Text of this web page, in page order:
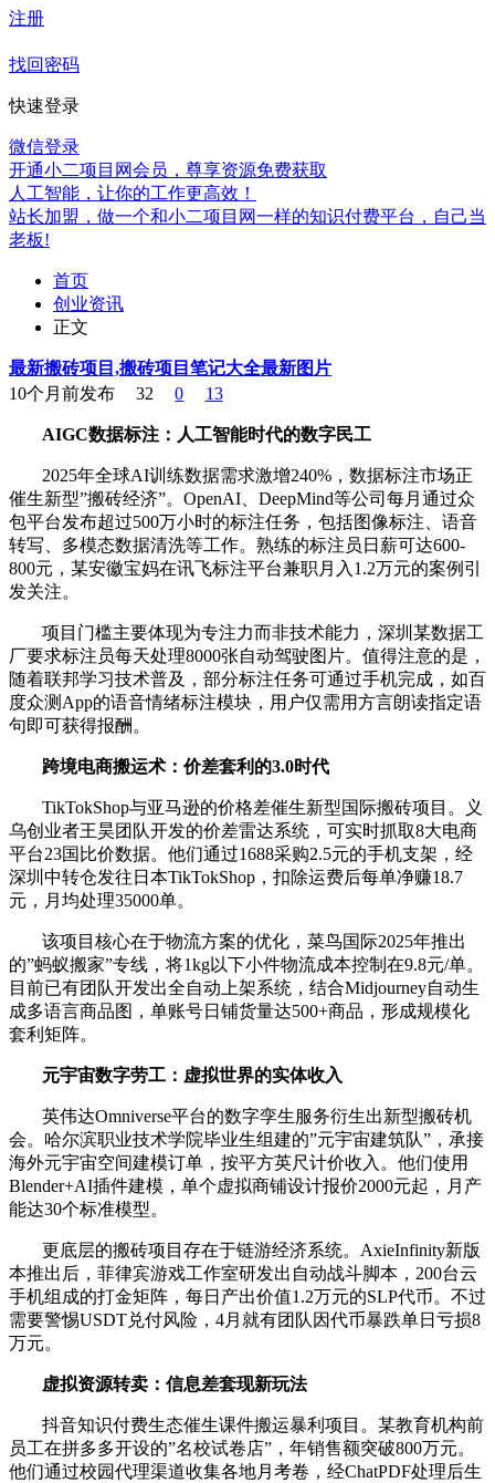
注册
找回密码
快速登录
微信登录
开通小二项目网会员，尊享资源免费获取
人工智能，让你的工作更高效！
站长加盟，做一个和小二项目网一样的知识付费平台，自己当
老板!
首页
创业资讯
正文
最新搬砖项目,搬砖项目笔记大全最新图片
10个月前发布
32 0 13
AIGC数据标注：人工智能时代的数字民工
2025年全球AI训练数据需求激增240%，数据标注市场正
催生新型”搬砖经济”。OpenAI、DeepMind等公司每月通过众
包平台发布超过500万小时的标注任务，包括图像标注、语音
转写、多模态数据清洗等工作。熟练的标注员日薪可达600-
800元，某安徽宝妈在讯飞标注平台兼职月入1.2万元的案例引
发关注。
项目门槛主要体现为专注力而非技术能力，深圳某数据工
厂要求标注员每天处理8000张自动驾驶图片。值得注意的是，
随着联邦学习技术普及，部分标注任务可通过手机完成，如百
度众测App的语音情绪标注模块，用户仅需用方言朗读指定语
句即可获得报酬。
跨境电商搬运术：价差套利的3.0时代
TikTokShop与亚马逊的价格差催生新型国际搬砖项目。义
乌创业者王昊团队开发的价差雷达系统，可实时抓取8大电商
平台23国比价数据。他们通过1688采购2.5元的手机支架，经
深圳中转仓发往日本TikTokShop，扣除运费后每单净赚18.7
元，月均处理35000单。
该项目核心在于物流方案的优化，菜鸟国际2025年推出
的”蚂蚁搬家”专线，将1kg以下小件物流成本控制在9.8元/单。
目前已有团队开发出全自动上架系统，结合Midjourney自动生
成多语言商品图，单账号日铺货量达500+商品，形成规模化
套利矩阵。
元宇宙数字劳工：虚拟世界的实体收入
英伟达Omniverse平台的数字孪生服务衍生出新型搬砖机
会。哈尔滨职业技术学院毕业生组建的”元宇宙建筑队”，承接
海外元宇宙空间建模订单，按平方英尺计价收入。他们使用
Blender+AI插件建模，单个虚拟商铺设计报价2000元起，月产
能达30个标准模型。
更底层的搬砖项目存在于链游经济系统。AxieInfinity新版
本推出后，菲律宾游戏工作室研发出自动战斗脚本，200台云
手机组成的打金矩阵，每日产出价值1.2万元的SLP代币。不过
需要警惕USDT兑付风险，4月就有团队因代币暴跌单日亏损8
万元。
虚拟资源转卖：信息差套现新玩法
抖音知识付费生态催生课件搬运暴利项目。某教育机构前
员工在拼多多开设的”名校试卷店”，年销售额突破800万元。
他们通过校园代理渠道收集各地月考卷，经ChatPDF处理后生